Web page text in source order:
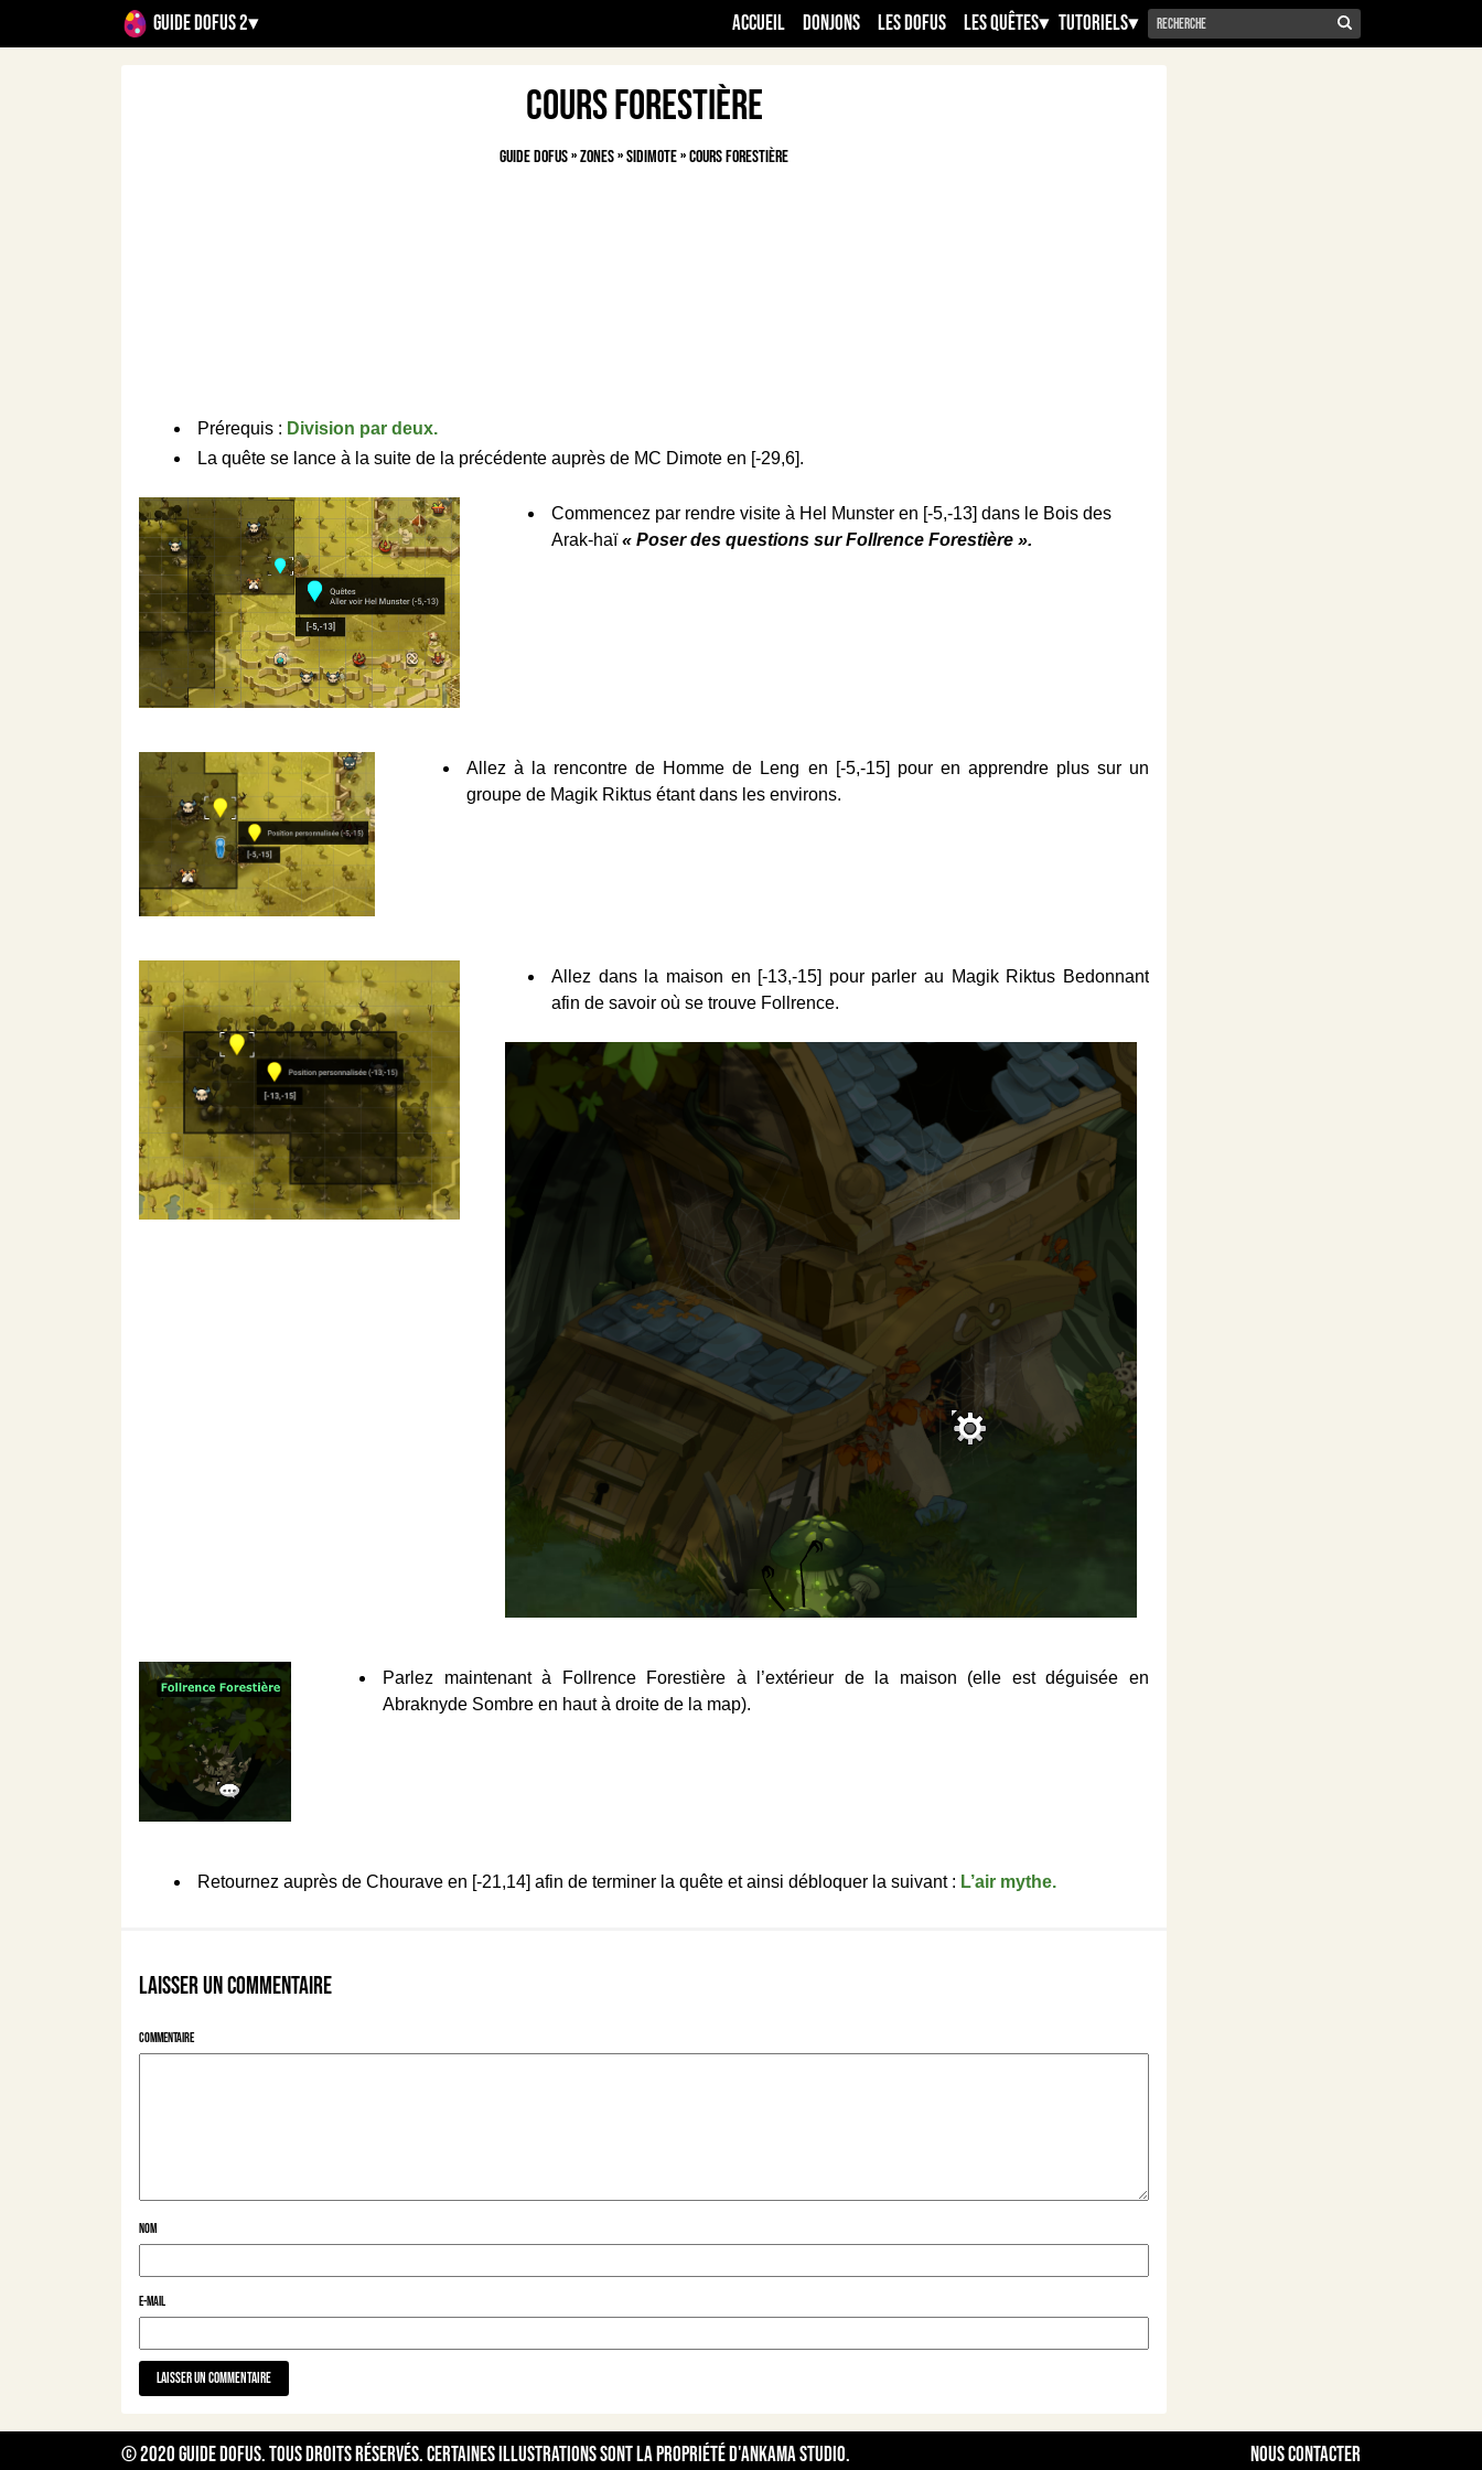
Guide Dofus 2▾ Accueil Donjons Les Dofus Les Quêtes▾ Tutoriels▾
Cours Forestière
Guide Dofus»Zones»Sidimote»Cours Forestière
Prérequis : Division par deux.
La quête se lance à la suite de la précédente auprès de MC Dimote en [-29,6].
Commencez par rendre visite à Hel Munster en [-5,-13] dans le Bois des
Arak-haï« Poser des questions sur Follrence Forestière ».
Allez à la rencontre de Homme de Leng en [-5,-15] pour en apprendre plus sur un
groupe de Magik Riktus étant dans les environs.
Allez dans la maison en [-13,-15] pour parler au Magik Riktus Bedonnant
afin de savoir où se trouve Follrence.
Parlez maintenant à Follrence Forestière à l’extérieur de la maison (elle est déguisée en
Abraknyde Sombre en haut à droite de la map).
Retournez auprès de Chourave en [-21,14] afin de terminer la quête et ainsi débloquer la suivant : L’air mythe.
Laisser un commentaire
Commentaire
Nom
E-mail
© 2020Guide Dofus. Tous droits réservés. Certaines illustrations sont la propriété d'Ankama Studio. Nous contacter